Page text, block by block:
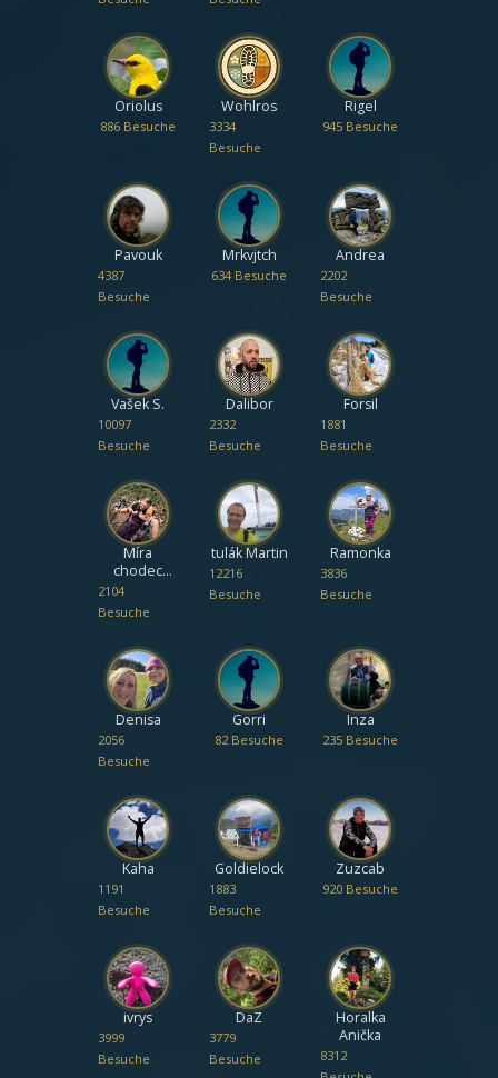
Oriolus
886 Besuche
Wohlros
3334
Besuche
Rigel
945 Besuche
Pavouk
4387
Besuche
Mrkvjtch
634 Besuche
Andrea
2202
Besuche
Vašek S.
10097
Besuche
Dalibor
2332
Besuche
Forsil
1881
Besuche
Míra
chodec
Liberec
2104
Besuche
tulák Martin
12216
Besuche
Ramonka
3836
Besuche
Denisa
2056
Besuche
Gorri
82 Besuche
Inza
235 Besuche
Kaha
1191
Besuche
Goldielock
1883
Besuche
Zuzcab
920 Besuche
ivrys
3999
Besuche
DaZ
3779
Besuche
Horalka
Anička
8312